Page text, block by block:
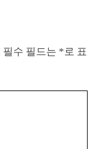
필수 필드는 *로 표